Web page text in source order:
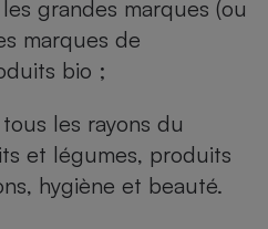
grandes marques (ou
marques de
bio ;
les rayons du
et légumes, produits
hygiène et beauté.